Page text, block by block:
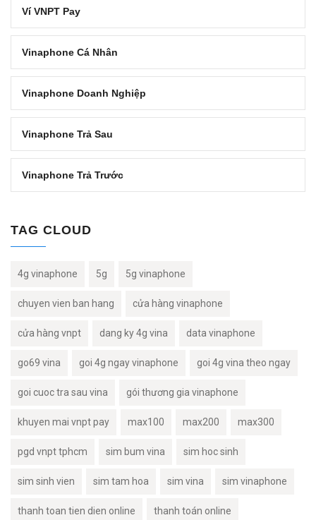
Ví VNPT Pay
Vinaphone Cá Nhân
Vinaphone Doanh Nghiệp
Vinaphone Trả Sau
Vinaphone Trả Trước
TAG CLOUD
4g vinaphone 5g 5g vinaphone
chuyen vien ban hang cửa hàng vinaphone
cửa hàng vnpt dang ky 4g vina data vinaphone
go69 vina goi 4g ngay vinaphone goi 4g vina theo ngay
goi cuoc tra sau vina gói thương gia vinaphone
khuyen mai vnpt pay max100 max200 max300
pgd vnpt tphcm sim bum vina sim hoc sinh
sim sinh vien sim tam hoa sim vina sim vinaphone
thanh toan tien dien online thanh toán online